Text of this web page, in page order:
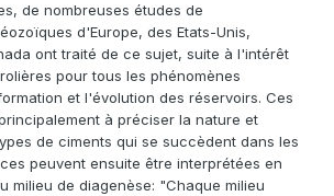
de nombreuses études de
d'Europe, des Etats-Unis,
ont traité de ce sujet, suite à l'intérêt
pour tous les phénomènes
et l'évolution des réservoirs. Ces
à préciser la nature et
de ciments qui se succèdent dans les
peuvent ensuite être interprétées en
milieu de diagenèse: "Chaque milieu